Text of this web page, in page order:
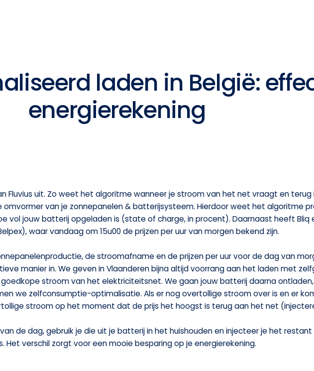
laden in België:
energierekening
Fluvius uit. Zo weet het algoritme wanneer je stroom van het net vraagt en terug
van je zonnepanelen & batterijsysteem. Hierdoor weet het algoritme
vol jouw batterij opgeladen is (state of charge, in procent). Daarnaast heeft Bliq
waar vandaag om 15u00 de prijzen per uur van morgen bekend zijn.
de stroomafname en de prijzen per uur voor de dag van
manier in. We geven in Vlaanderen bijna altijd voorrang aan het laden met
stroom van het elektriciteitsnet. We gaan jouw batterij daarna
we zelfconsumptie-optimalisatie. Als er nog overtollige stroom over is en er
stroom op het moment dat de prijs het hoogst is terug aan het net
de dag, gebruik je die uit je batterij in het huishouden en injecteer je het
Het verschil zorgt voor een mooie besparing op je energierekening.